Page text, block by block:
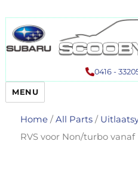
0416 -
MENU
Home /All Parts /
RVS voor Non/turbo vanaf